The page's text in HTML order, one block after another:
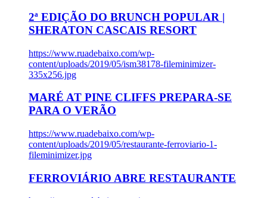
2ª EDIÇÃO DO BRUNCH POPULAR |
SHERATON CASCAIS RESORT
https://www.ruadebaixo.com/wp-
content/uploads/2019/05/ism38178-fileminimizer-
335x256.jpg
MARÉ AT PINE CLIFFS PREPARA-SE
PARA O VERÃO
https://www.ruadebaixo.com/wp-
content/uploads/2019/05/restaurante-ferroviario-1-
fileminimizer.jpg
FERROVIÁRIO ABRE RESTAURANTE